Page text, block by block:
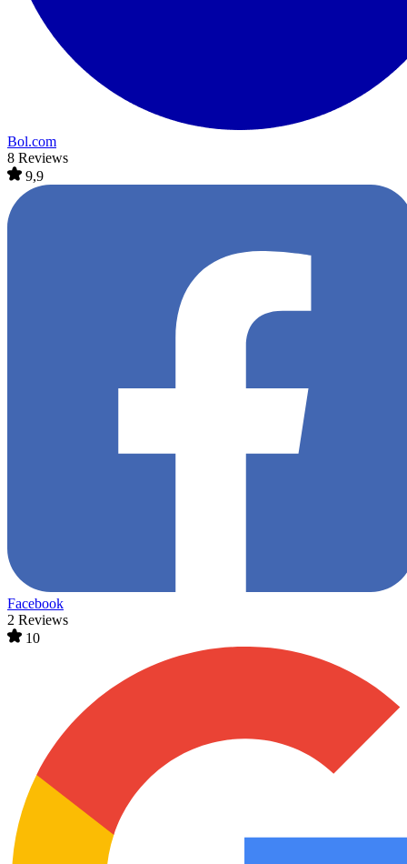
Bol.com
8 Reviews
9,9
Facebook
2 Reviews
10